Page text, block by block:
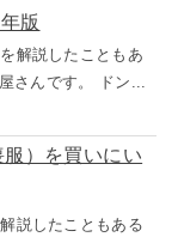
版
解説したこともあ
さんです。 ドン...
）を買いにい
説したこともある